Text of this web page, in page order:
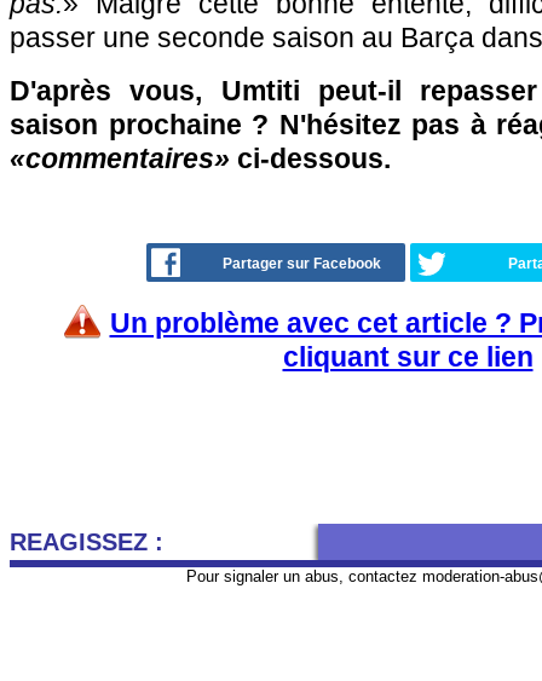
passer une seconde saison au Barça
D'après vous, Umtiti peut-il
saison prochaine ? N'hésitez pas à
«commentaires» ci-dessous.
Partager sur Facebook
Un problème avec cet article ?
cliquant sur ce lien
REAGISSEZ :
Pour signaler un abus, contactez moderation-